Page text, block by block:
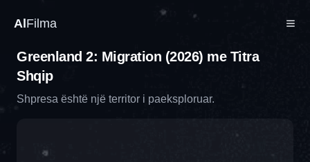
Al Filma
Greenland 2: Migration (2026) me Titra
Shqip
Shpresa është një territor i paeksploruar.